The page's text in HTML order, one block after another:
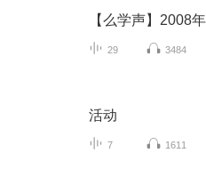
【么学声】2008
29 3484
活动
7 1611